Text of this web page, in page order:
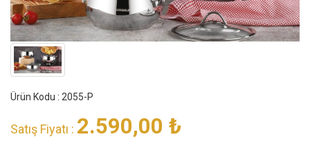
Ürün Kodu : 2055-P
Satış Fiyatı : 2.590,00 ₺